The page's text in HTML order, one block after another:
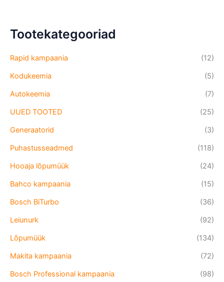
Tootekategooriad
Rapid kampaania
(12)
Kodukeemia
(5)
Autokeemia
(7)
UUED TOOTED
(25)
Generaatorid
(3)
Puhastusseadmed
(118)
Hooaja lõpumüük
(24)
Bahco kampaania
(15)
Bosch BiTurbo
(36)
Leiunurk
(92)
Lõpumüük
(134)
Makita kampaania
(72)
Bosch Professional kampaania
(98)